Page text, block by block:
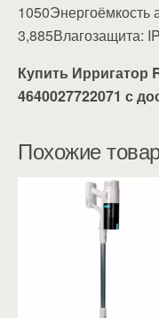
1050Энергоёмкость
3,885Влагозащита:
Купить Ирригатор
4640027722071 с
Похожие